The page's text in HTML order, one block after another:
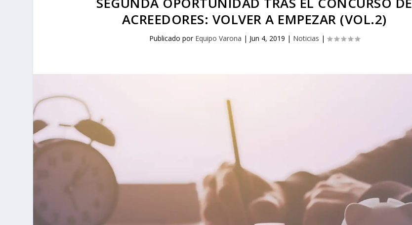
ACREEDORES: VOLVER A EMPEZAR (VOL.2)
Publicado por Equipo Varona | Jun 4, 2019 | Noticias |